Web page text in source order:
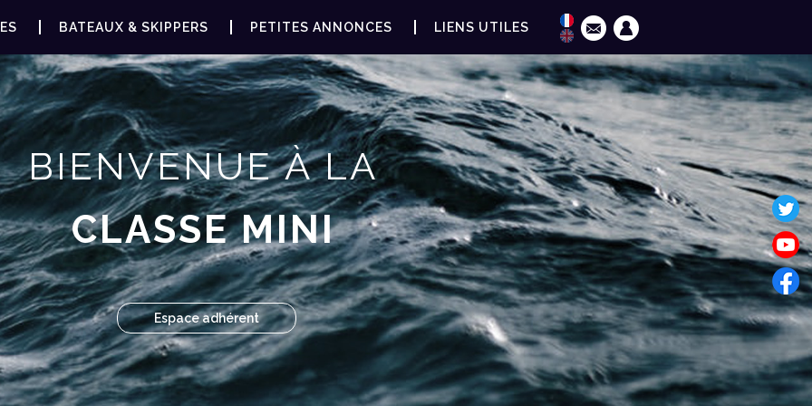
BATEAUX & SKIPPERS PETITES ANNONCES LIENS UTILES
BIENVENUE À LA
CLASSE MINI
Espace adhérent